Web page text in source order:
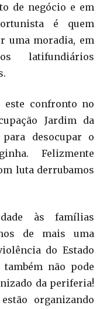
de negócio e em
é quem
uma moradia, em
latifundiários
este confronto no
Jardim da
desocupar o
Felizmente
luta derrubamos
às famílias
de mais uma
do Estado
não pode
da periferia!
organizando